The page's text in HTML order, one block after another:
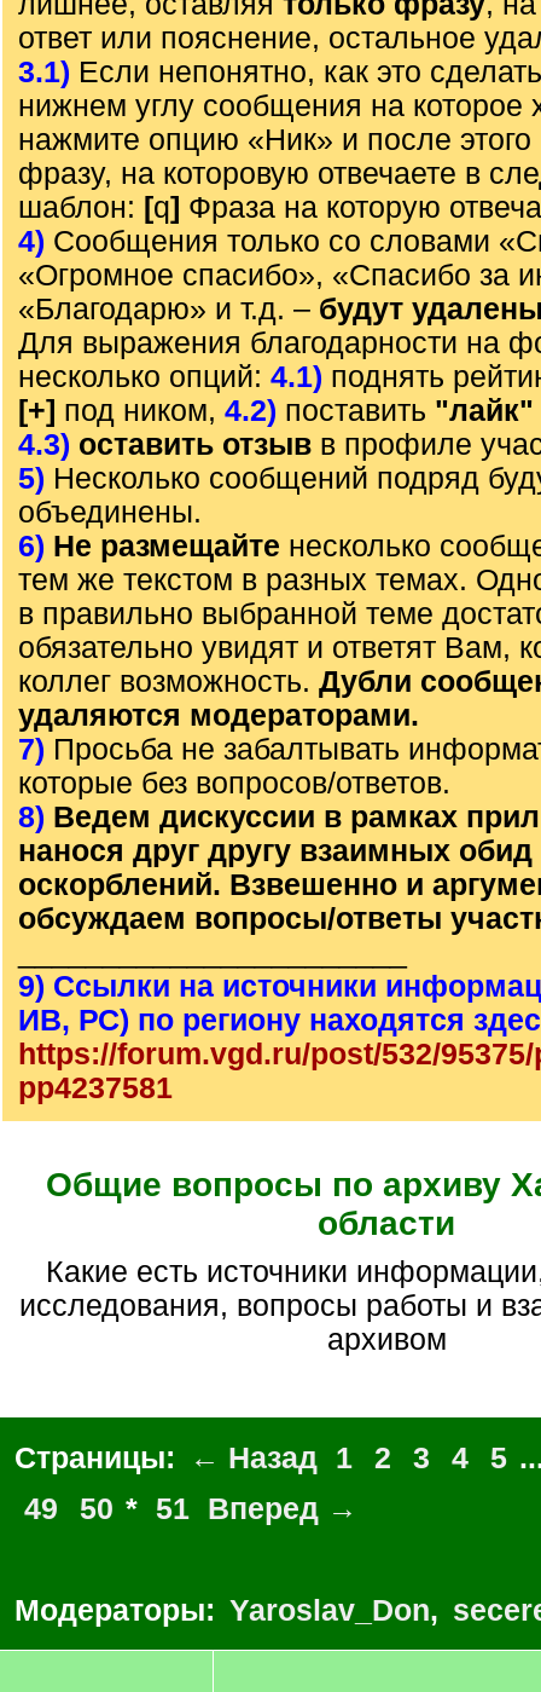
ответ или пояснение, остальное
3.1) Если непонятно, как это
нижнем углу сообщения на которое
нажмите опцию «Ник» и после этого
фразу, на которовую отвечаете в
шаблон: [q] Фраза на которую
4) Сообщения только со словами
«Огромное спасибо», «Спасибо за
«Благодарю» и т.д. – будут
Для выражения благодарности на
несколько опций: 4.1) поднять
[+] под ником, 4.2) поставить "лайк"
4.3) оставить отзыв в профиле
5) Несколько сообщений подряд
объединены.
6) Не размещайте несколько
тем же текстом в разных темах.
в правильно выбранной теме
обязательно увидят и ответят Вам,
коллег возможность. Дубли
удаляются модераторами.
7) Просьба не забалтывать
которые без вопросов/ответов.
8) Ведем дискуссии в рамках
нанося друг другу взаимных обид
оскорблений. Взвешенно и
обсуждаем вопросы/ответы
9) Ссылки на источники
ИВ, РС) по региону находятся
https://forum.vgd.ru/post/532/
pp4237581
Общие вопросы по архиву
области
Какие есть источники информации, помощь для
исследования, вопросы работы и
архивом
Страницы: ← Назад 1 2 3 4 5
49
50 * 51 Вперед →
Модераторы: Yaroslav_Don,